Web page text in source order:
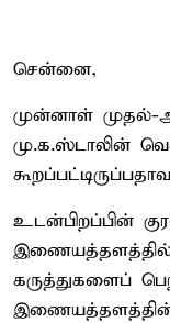
சென்னை,
முன்னாள் முதல்-
மு.க.ஸ்டாலின்
உடன்பிறப்பின்
இணையத்தளத்தில்
கருத்துகளைப்